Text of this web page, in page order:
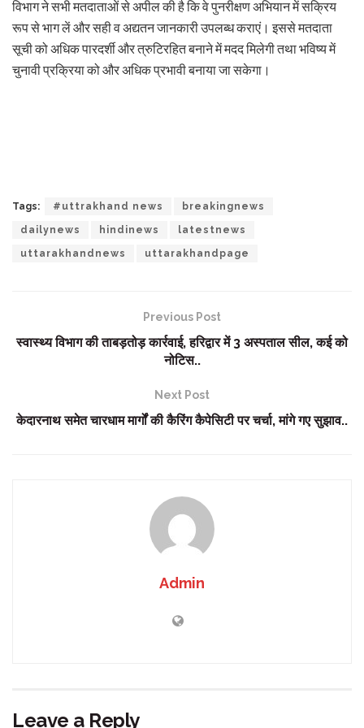
विभाग ने सभी मतदाताओं से अपील की है कि वे पुनरीक्षण अभियान में सक्रिय
रूप से भाग लें और सही व अद्यतन जानकारी उपलब्ध कराएं। इससे मतदाता
सूची को अधिक पारदर्शी और त्रुटिरहित बनाने में मदद मिलेगी तथा भविष्य में
चुनावी प्रक्रिया को और अधिक प्रभावी बनाया जा सकेगा।
Tags: #uttrakhand news breakingnews
dailynews hindinews latestnews
uttarakhandnews uttarakhandpage
Previous Post
स्वास्थ्य विभाग की ताबड़तोड़ कार्रवाई, हरिद्वार में 3 अस्पताल सील, कई को
नोटिस..
Next Post
केदारनाथ समेत चारधाम मार्गों की कैरिंग कैपेसिटी पर चर्चा, मांगे गए सुझाव..
Admin
Leave a Reply